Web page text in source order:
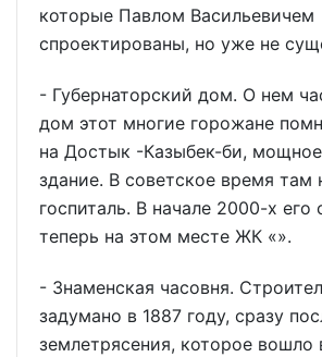
которые Павлом
спроектированы, но уже не
- Губернаторский дом. О нем
дом этот многие горожане
на Достык -Казыбек-би,
здание. В советское время там
госпиталь. В начале 2000-х его
теперь на этом месте ЖК «».
- Знаменская часовня.
задумано в 1887 году, сразу
землетрясения, которое вошло